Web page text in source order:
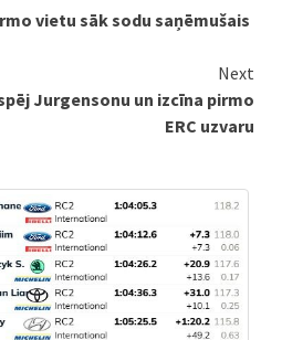
vietu sāk sodu saņēmušais
Next
Jurgensonu un izcīna pirmo
ERC uzvaru